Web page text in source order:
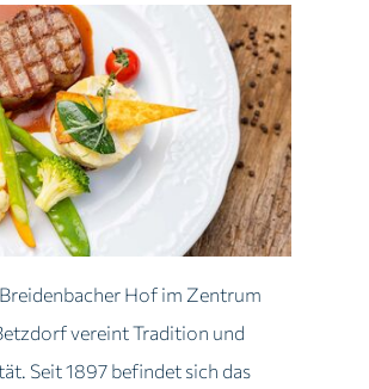
Hof im Zentrum
vereint Tradition und
Seit 1897 befindet sich das